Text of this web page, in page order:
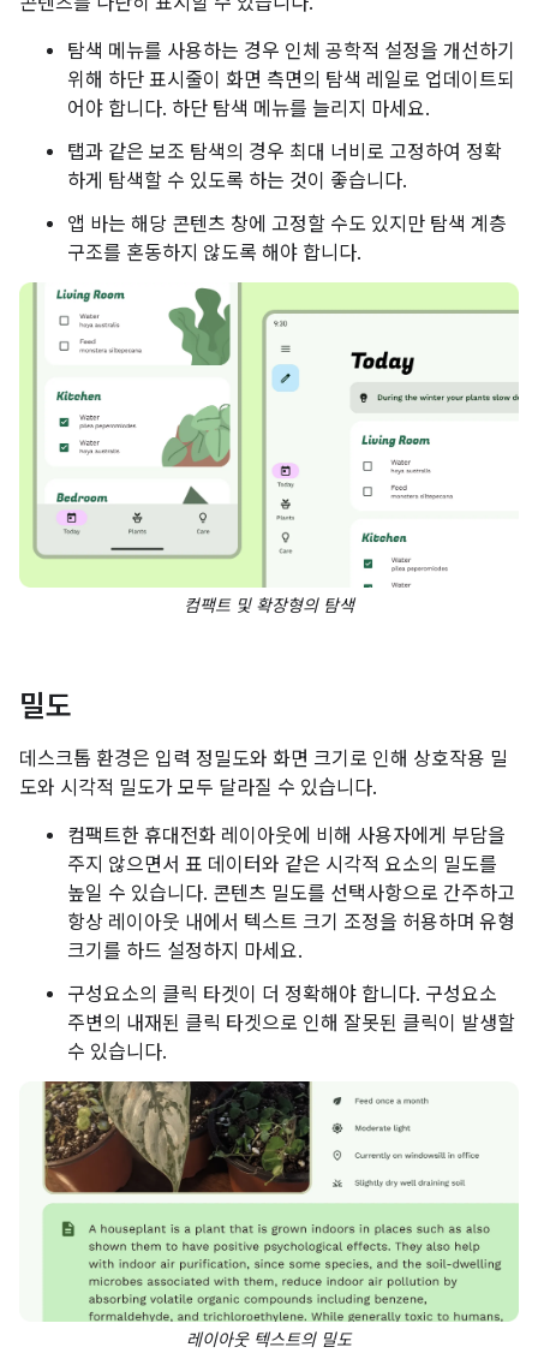
탐색 메뉴를 사용하는 경우 인체 공학적 설정을 개선하기
위해 하단 표시줄이 화면 측면의 탐색 레일로 업데이트되
어야 합니다. 하단 탐색 메뉴를 늘리지 마세요.
탭과 같은 보조 탐색의 경우 최대 너비로 고정하여 정확
하게 탐색할 수 있도록 하는 것이 좋습니다.
앱 바는 해당 콘텐츠 창에 고정할 수도 있지만 탐색 계층
구조를 혼동하지 않도록 해야 합니다.
컴팩트 및 확장형의 탐색
밀도
데스크톱 환경은 입력 정밀도와 화면 크기로 인해 상호작용 밀
도와 시각적 밀도가 모두 달라질 수 있습니다.
컴팩트한 휴대전화 레이아웃에 비해 사용자에게 부담을
주지 않으면서 표 데이터와 같은 시각적 요소의 밀도를
높일 수 있습니다. 콘텐츠 밀도를 선택사항으로 간주하고
항상 레이아웃 내에서 텍스트 크기 조정을 허용하며 유형
크기를 하드 설정하지 마세요.
구성요소의 클릭 타겟이 더 정확해야 합니다. 구성요소
주변의 내재된 클릭 타겟으로 인해 잘못된 클릭이 발생할
수 있습니다.
레이아웃 텍스트의 밀도